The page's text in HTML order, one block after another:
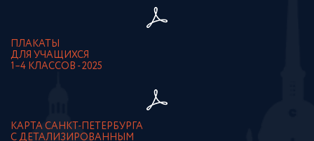
ПЛАКАТЫ
ДЛЯ УЧАЩИХСЯ
1–4 КЛАССОВ - 2025
КАРТА САНКТ-ПЕТЕРБУРГА
С ДЕТАЛИЗИРОВАННЫМ